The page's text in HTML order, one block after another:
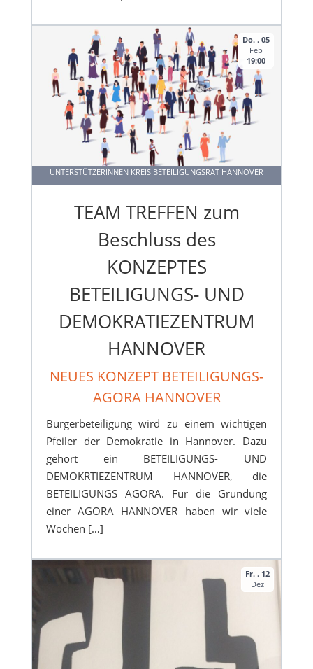
Do. . 05
Feb
19:00
UNTERSTÜTZERINNEN KREIS BETEILIGUNGSRAT HANNOVER
TEAM TREFFEN zum
Beschluss des
KONZEPTES
BETEILIGUNGS- UND
DEMOKRATIEZENTRUM
HANNOVER
NEUES KONZEPT BETEILIGUNGS-
AGORA HANNOVER
Bürgerbeteiligung wird zu einem wichtigen
Pfeiler der Demokratie in Hannover. Dazu
gehört ein BETEILIGUNGS- UND
DEMOKRTIEZENTRUM HANNOVER, die
BETEILIGUNGS AGORA. Für die Gründung
einer AGORA HANNOVER haben wir viele
Wochen […]
Fr. . 12
Dez